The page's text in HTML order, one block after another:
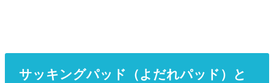
サッキングパッド（よだれパッド）と